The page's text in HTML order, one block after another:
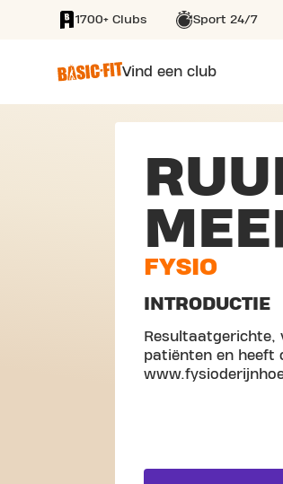
SKIP TO MAIN CONTENT
1700+ Clubs Sport 24/7
Vind een club
FYSIO
INTRODUCTIE
Resultaatgerichte,
patiënten en heeft